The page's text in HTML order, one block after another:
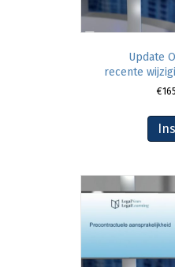
Update
recente
€